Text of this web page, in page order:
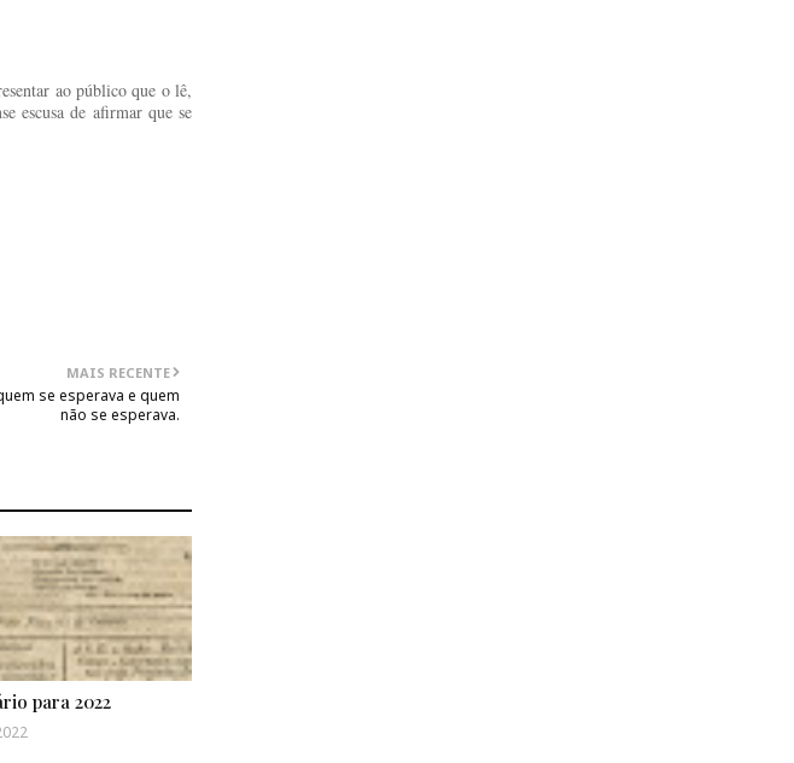
ao público que o lê,
escusa de afirmar que se
MAIS RECENTE
se esperava e quem
não se esperava.
para 2022